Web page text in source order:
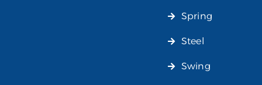
Spring
Steel
Swing